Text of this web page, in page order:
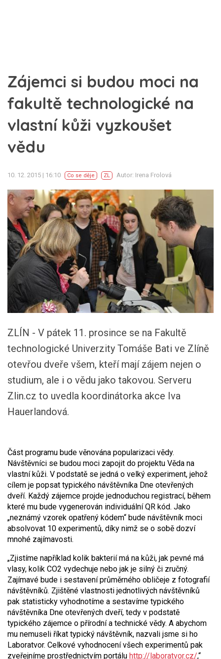
Zájemci si budou moci na
fakultě technologické na
vlastní kůži vyzkoušet
vědu
10. 12. 2015 | 16:10 Co se děje ZL Autor: Irena Frolová
ZLÍN - V pátek 11. prosince se na Fakultě
technologické Univerzity Tomáše Bati ve Zlíně
otevřou dveře všem, kteří mají zájem nejen o
studium, ale i o vědu jako takovou. Serveru
Zlin.cz to uvedla koordinátorka akce Iva
Hauerlandová.
Část programu bude věnována popularizaci vědy.
Návštěvníci se budou moci zapojit do projektu Věda na
vlastní kůži. V podstatě se jedná o velký experiment, jehož
cílem je popsat typického návštěvníka Dne otevřených
dveří. Každý zájemce projde jednoduchou registrací, během
které mu bude vygenerován individuální QR kód. Jako
„neznámý vzorek opatřený kódem“ bude návštěvník moci
absolvovat 10 experimentů, díky nimž se o sobě dozví
mnohé zajímavosti.
„Zjistíme například kolik bakterií má na kůži, jak pevné má
vlasy, kolik CO2 vydechuje nebo jak je silný či zručný.
Zajímavé bude i sestavení průměrného obličeje z fotografií
návštěvníků. Zjištěné vlastnosti jednotlivých návštěvníků
pak statisticky vyhodnotíme a sestavíme typického
návštěvníka Dne otevřených dveří, tedy v podstatě
typického zájemce o přírodní a technické vědy. A abychom
mu nemuseli říkat typický návštěvník, nazvali jsme si ho
Laboratvor. Celkové vyhodnocení všech experimentů pak
zveřejníme prostřednictvím portálu http://laboratvor.cz/,“